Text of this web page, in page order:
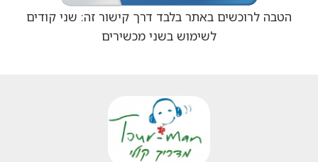
הטבה לרוכשים באתר בלבד דרך קישור זה: שני קודים
לשימוש בשני מכשירים